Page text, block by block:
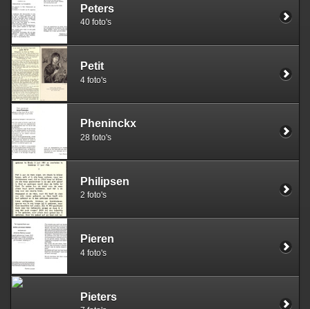
Peters
40 foto's
Petit
4 foto's
Pheninckx
28 foto's
Philipsen
2 foto's
Pieren
4 foto's
Pieters